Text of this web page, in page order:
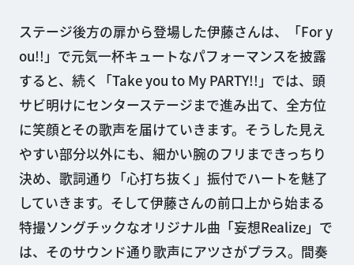
ステージ後方の扉から登場した伊藤さんは、「For y
ou!!」で元気一杯キュートなパフォーマンスを披露
すると、続く「Take you to My PARTY!!」では、頭
サビ明けにセンターステージまで進み出て、全方位
に笑顔とその歌声を届けていきます。そうした見え
やすい部分以外にも、細かい腕のフリまできっちり
決め、歌詞通り「心打ち抜く」振付でハートを魅了
していきます。そして伊藤さんの前口上から始まる
特撮ソングチックなオリジナル曲「妄想Realize」で
は、そのサウンド通り歌声にアツさがプラス。間奏